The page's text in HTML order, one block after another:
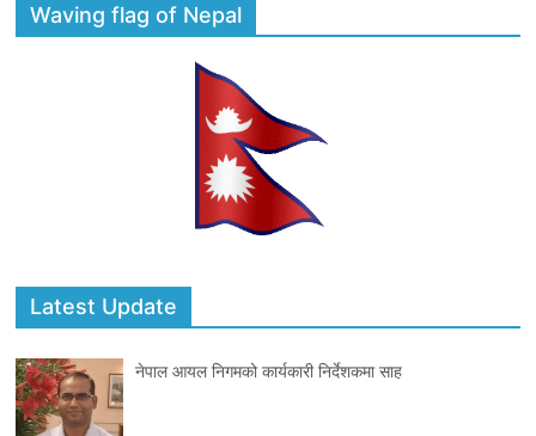
Waving flag of Nepal
Latest Update
नेपाल आयल निगमको कार्यकारी निर्देशकमा साह